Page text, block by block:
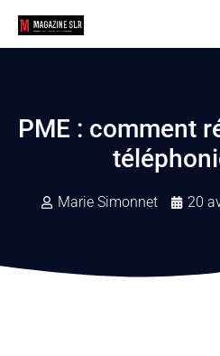
PME : comment
Marie Simonnet 20